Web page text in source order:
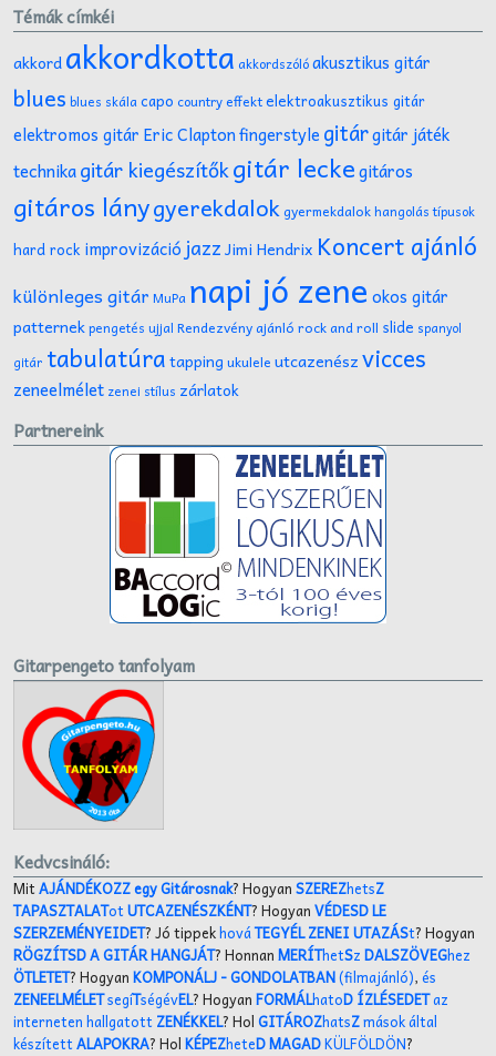
Témák címkéi
akkordakkordkotta akkordszólóakusztikus gitár
blues blues skálacapo country effektelektroakusztikus gitár
elektromos gitár Eric Claptonfingerstyle gitárgitár játék
technikagitár kiegészítőkgitár leckegitáros
gitáros lánygyerekdalokgyermekdalokhangolás típusok
hard rock improvizáció jazzJimi Hendrix Koncert ajánló
különleges gitár MuPa napi jó zene okos gitár
patternekpengetés ujjal Rendezvény ajánló rock and roll slide spanyol
gitár tabulatúratapping ukulele utcazenészvicces
zeneelmélet zenei stílus zárlatok
Partnereink
Gitarpengeto tanfolyam
Kedvcsináló:
MitAJÁNDÉKOZZ egy Gitárosnak? HogyanSZEREZhetsZ
TAPASZTALATotUTCAZENÉSZKÉNT? HogyanVÉDESD LE
SZERZEMÉNYEIDET? Jó tippekhováTEGYÉL ZENEI UTAZÁSt? Hogyan
RÖGZÍTSD A GITÁR HANGJÁT? HonnanMERÍThetSzDALSZÖVEGhez
ÖTLETET? HogyanKOMPONÁLJ- GONDOLATBAN(filmajánló),és
ZENEELMÉLETsegíTségévEL? HogyanFORMÁLhatoD ÍZLÉSEDETaz
interneten hallgatott ZENÉKKEL? HolGITÁROZhatsZmások által
készítettALAPOKRA? HolKÉPEZheteD MAGADKÜLFÖLDÖN?